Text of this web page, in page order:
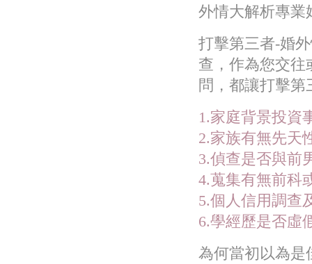
外情大解析專業
打擊第三者-婚
查，作為您交往
問，都讓打擊
1.家庭背景投資
2.家族有無先天
3.偵查是否與前
4.蒐集有無前科
5.個人信用調查
6.學經歷是否虛
為何當初以為是